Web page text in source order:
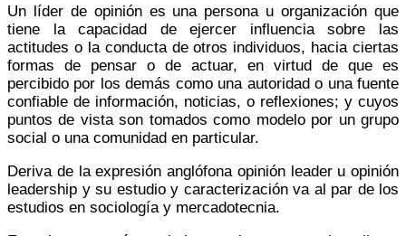
Un líder de opinión es una persona u organización que
tiene la capacidad de ejercer influencia sobre las
actitudes o la conducta de otros individuos, hacia ciertas
formas de pensar o de actuar, en virtud de que es
percibido por los demás como una autoridad o una fuente
confiable de información, noticias, o reflexiones; y cuyos
puntos de vista son tomados como modelo por un grupo
social o una comunidad en particular.
Deriva de la expresión anglófona opinión leader u opinión
leadership y su estudio y caracterización va al par de los
estudios en sociología y mercadotecnia. ​